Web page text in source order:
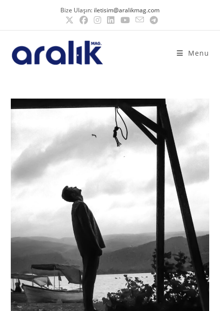
Bize Ulaşın: iletisim@aralikmag.com
Menu